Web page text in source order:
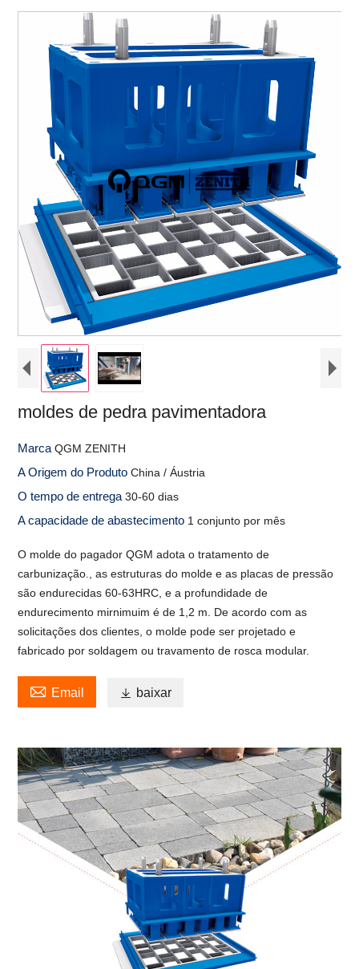
moldes de pedra pavimentadora
MarcaQGM ZENITH
A Origem do ProdutoChina / Áustria
O tempo de entrega30-60 dias
A capacidade de abastecimento 1 conjunto por mês
O molde do pagador QGM adota o tratamento de
carbunização., as estruturas do molde e as placas de pressão
são endurecidas 60-63HRC, e a profundidade de
endurecimento mirnimuim é de 1,2 m. De acordo com as
solicitações dos clientes, o molde pode ser projetado e
fabricado por soldagem ou travamento de rosca modular.
 Email  baixar